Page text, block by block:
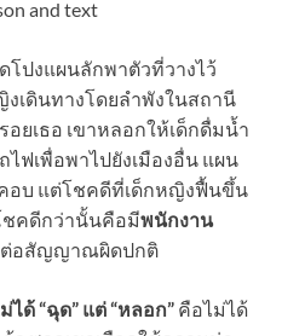
โปงแผนลักพาตัวที่วางไว้
งเดินทางโดยลำพังในสถานี
ยเธอ เขาหลอกให้เด็กดื่มน้ำ
ฟเพื่อพาไปยังเมืองอื่น แผน
อบ แต่โชคดีที่เด็กหญิงฟื้นขึ้น
ชคดีกว่านั้นคือมีพนักงาน
ต่อสัญญาณผิดปกติ
ด้ “ฉุด” แต่ “หลอก” คือไม่ได้